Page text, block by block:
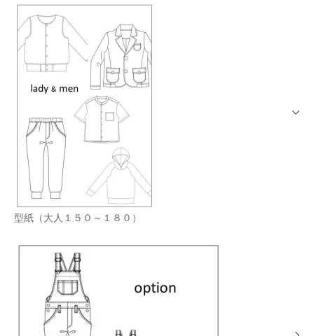
型紙（大人１５０～１８０）